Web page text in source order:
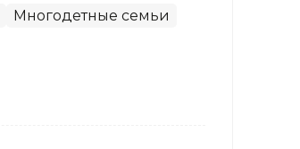
Многодетные семьи